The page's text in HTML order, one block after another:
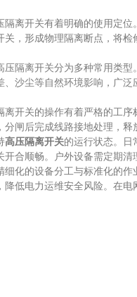
开关有着明确的使用定位
，形成物理隔离断点，将
离开关分为多种常用类型
沙尘等自然环境影响，广
关的操作有着严格的工序
分闸后完成线路接地处理，
高压隔离开关的运行状态。日
合顺畅。户外设备需定期
的设备分工与标准化的作
低电力运维安全风险。在